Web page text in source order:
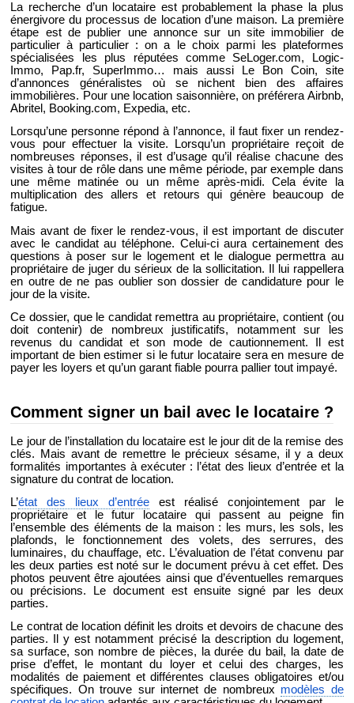
La recherche d’un locataire est probablement la phase la plus
énergivore du processus de location d’une maison. La première
étape est de publier une annonce sur un site immobilier de
particulier à particulier : on a le choix parmi les plateformes
spécialisées les plus réputées comme SeLoger.com, Logic-
Immo, Pap.fr, SuperImmo… mais aussi Le Bon Coin, site
d’annonces généralistes où se nichent bien des affaires
immobilières. Pour une location saisonnière, on préférera Airbnb,
Abritel, Booking.com, Expedia, etc.
Lorsqu’une personne répond à l’annonce, il faut fixer un rendez-
vous pour effectuer la visite. Lorsqu’un propriétaire reçoit de
nombreuses réponses, il est d’usage qu’il réalise chacune des
visites à tour de rôle dans une même période, par exemple dans
une même matinée ou un même après-midi. Cela évite la
multiplication des allers et retours qui génère beaucoup de
fatigue.
Mais avant de fixer le rendez-vous, il est important de discuter
avec le candidat au téléphone. Celui-ci aura certainement des
questions à poser sur le logement et le dialogue permettra au
propriétaire de juger du sérieux de la sollicitation. Il lui rappellera
en outre de ne pas oublier son dossier de candidature pour le
jour de la visite.
Ce dossier, que le candidat remettra au propriétaire, contient (ou
doit contenir) de nombreux justificatifs, notamment sur les
revenus du candidat et son mode de cautionnement. Il est
important de bien estimer si le futur locataire sera en mesure de
payer les loyers et qu’un garant fiable pourra pallier tout impayé.
Comment signer un bail avec le locataire ?
Le jour de l’installation du locataire est le jour dit de la remise des
clés. Mais avant de remettre le précieux sésame, il y a deux
formalités importantes à exécuter : l’état des lieux d’entrée et la
signature du contrat de location.
L’état des lieux d’entrée est réalisé conjointement par le
propriétaire et le futur locataire qui passent au peigne fin
l’ensemble des éléments de la maison : les murs, les sols, les
plafonds, le fonctionnement des volets, des serrures, des
luminaires, du chauffage, etc. L’évaluation de l’état convenu par
les deux parties est noté sur le document prévu à cet effet. Des
photos peuvent être ajoutées ainsi que d’éventuelles remarques
ou précisions. Le document est ensuite signé par les deux
parties.
Le contrat de location définit les droits et devoirs de chacune des
parties. Il y est notamment précisé la description du logement,
sa surface, son nombre de pièces, la durée du bail, la date de
prise d’effet, le montant du loyer et celui des charges, les
modalités de paiement et différentes clauses obligatoires et/ou
spécifiques. On trouve sur internet de nombreux modèles de